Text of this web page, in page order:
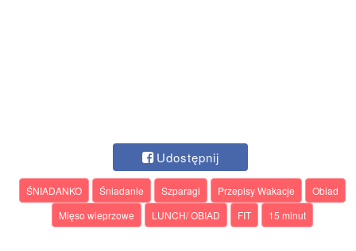
Udostępnij
ŚNIADANKO Śniadanie Szparagi Przepisy Wakacje
Obiad
Mięso wieprzowe
LUNCH/ OBIAD FIT 15 minut